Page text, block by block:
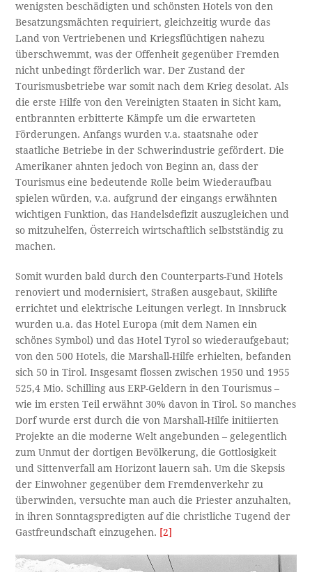
wenigsten beschädigten und schönsten Hotels von den
Besatzungsmächten requiriert, gleichzeitig wurde das
Land von Vertriebenen und Kriegsflüchtigen nahezu
überschwemmt, was der Offenheit gegenüber Fremden
nicht unbedingt förderlich war. Der Zustand der
Tourismusbetriebe war somit nach dem Krieg desolat. Als
die erste Hilfe von den Vereinigten Staaten in Sicht kam,
entbrannten erbitterte Kämpfe um die erwarteten
Förderungen. Anfangs wurden v.a. staatsnahe oder
staatliche Betriebe in der Schwerindustrie gefördert. Die
Amerikaner ahnten jedoch von Beginn an, dass der
Tourismus eine bedeutende Rolle beim Wiederaufbau
spielen würden, v.a. aufgrund der eingangs erwähnten
wichtigen Funktion, das Handelsdefizit auszugleichen und
so mitzuhelfen, Österreich wirtschaftlich selbstständig zu
machen.
Somit wurden bald durch den Counterparts-Fund Hotels
renoviert und modernisiert, Straßen ausgebaut, Skilifte
errichtet und elektrische Leitungen verlegt. In Innsbruck
wurden u.a. das Hotel Europa (mit dem Namen ein
schönes Symbol) und das Hotel Tyrol so wiederaufgebaut;
von den 500 Hotels, die Marshall-Hilfe erhielten, befanden
sich 50 in Tirol. Insgesamt flossen zwischen 1950 und 1955
525,4 Mio. Schilling aus ERP-Geldern in den Tourismus –
wie im ersten Teil erwähnt 30% davon in Tirol. So manches
Dorf wurde erst durch die von Marshall-Hilfe initiierten
Projekte an die moderne Welt angebunden – gelegentlich
zum Unmut der dortigen Bevölkerung, die Gottlosigkeit
und Sittenverfall am Horizont lauern sah. Um die Skepsis
der Einwohner gegenüber dem Fremdenverkehr zu
überwinden, versuchte man auch die Priester anzuhalten,
in ihren Sonntagspredigten auf die christliche Tugend der
Gastfreundschaft einzugehen. [2]